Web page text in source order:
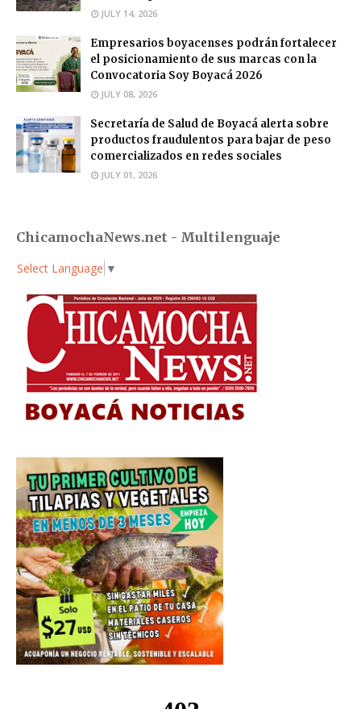
JULY 14, 2026
Empresarios boyacenses podrán fortalecer
el posicionamiento de sus marcas con la
Convocatoria Soy Boyacá 2026
JULY 08, 2026
Secretaría de Salud de Boyacá alerta sobre
productos fraudulentos para bajar de peso
comercializados en redes sociales
JULY 01, 2026
ChicamochaNews.net - Multilenguaje
Select Language ▼